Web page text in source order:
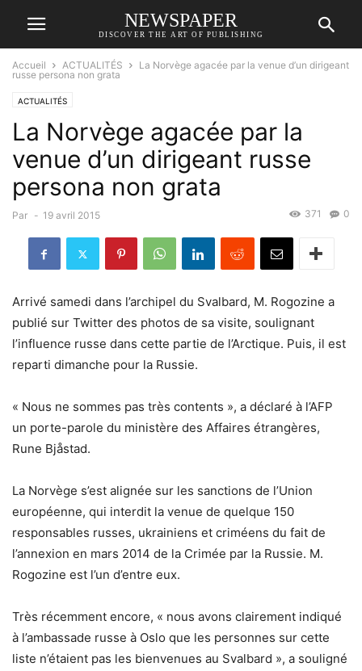
NEWSPAPER
DISCOVER THE ART OF PUBLISHING
Accueil ACTUALITÉS
La Norvège agacée par la venue d’un dirigeant
russe persona non grata
ACTUALITÉS
La Norvège agacée par la
venue d’un dirigeant russe
persona non grata
Par - 19 avril 2015 0
371
Arrivé samedi dans l’archipel du Svalbard, M. Rogozine a
publié sur Twitter des photos de sa visite, soulignant
l’influence russe dans cette partie de l’Arctique. Puis, il est
reparti dimanche pour la Russie.
« Nous ne sommes pas très contents », a déclaré à l’AFP
un porte-parole du ministère des Affaires étrangères,
Rune Bjåstad.
La Norvège s’est alignée sur les sanctions de l’Union
européenne, qui interdit la venue de quelque 150
responsables russes, ukrainiens et criméens du fait de
l’annexion en mars 2014 de la Crimée par la Russie. M.
Rogozine est l’un d’entre eux.
Très récemment encore, « nous avons clairement indiqué
à l’ambassade russe à Oslo que les personnes sur cette
liste n’étaient pas les bienvenues au Svalbard », a souligné